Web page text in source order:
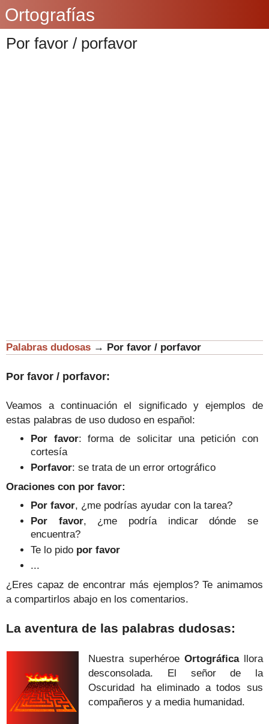
Ortografías
Por favor / porfavor
Palabras dudosas → Por favor / porfavor
Por favor / porfavor:
Veamos a continuación el significado y ejemplos de
estas palabras de uso dudoso en español:
Por favor: forma de solicitar una petición con
cortesía
Porfavor: se trata de un error ortográfico
Oraciones con por favor:
Por favor, ¿me podrías ayudar con la tarea?
Por favor, ¿me podría indicar dónde se
encuentra?
Te lo pido por favor
...
¿Eres capaz de encontrar más ejemplos? Te animamos
a compartirlos abajo en los comentarios.
La aventura de las palabras dudosas:
Nuestra superhéroe Ortográficallora
desconsolada. El señor de la
Oscuridad ha eliminado a todos sus
compañeros y a media humanidad.